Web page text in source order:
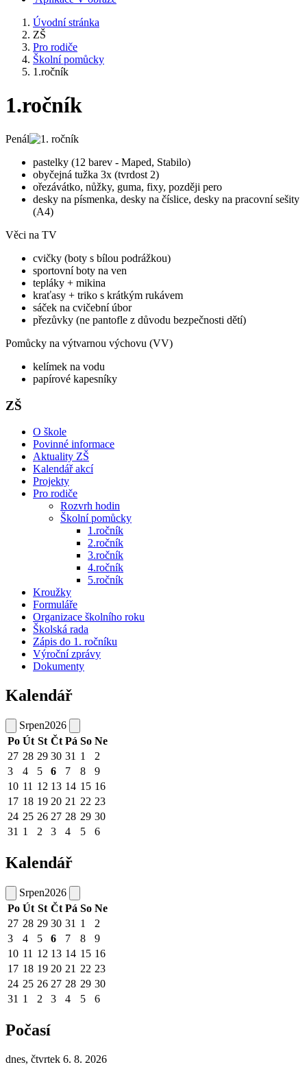
Úvodní stránka
ZŠ
Pro rodiče
Školní pomůcky
1.ročník
1.ročník
Penál
pastelky (12 barev - Maped, Stabilo)
obyčejná tužka 3x (tvrdost 2)
ořezávátko, nůžky, guma, fixy, později pero
desky na písmenka, desky na číslice, desky na pracovní sešity
(A4)
Věci na TV
cvičky (boty s bílou podrážkou)
sportovní boty na ven
tepláky + mikina
kraťasy + triko s krátkým rukávem
sáček na cvičební úbor
přezůvky (ne pantofle z důvodu bezpečnosti dětí)
Pomůcky na výtvarnou výchovu (VV)
kelímek na vodu
papírové kapesníky
ZŠ
O škole
Povinné informace
Aktuality ZŠ
Kalendář akcí
Projekty
Pro rodiče
Rozvrh hodin
Školní pomůcky
1.ročník
2.ročník
3.ročník
4.ročník
5.ročník
Kroužky
Formuláře
Organizace školního roku
Školská rada
Zápis do 1. ročníku
Výroční zprávy
Dokumenty
Kalendář
Srpen2026
Po Út St Čt Pá So Ne
27 28 29 30 31 1
2
3
4 5 6 7 8
9
10 11 12 13 14 15 16
17 18 19 20 21 22 23
24 25 26 27 28 29 30
31 1 2 3 4 5 6
Kalendář
Srpen2026
Po Út St Čt Pá So Ne
27 28 29 30 31 1
2
3
4 5 6 7 8
9
10 11 12 13 14 15 16
17 18 19 20 21 22 23
24 25 26 27 28 29 30
31 1 2 3 4 5 6
Počasí
dnes, čtvrtek 6. 8. 2026